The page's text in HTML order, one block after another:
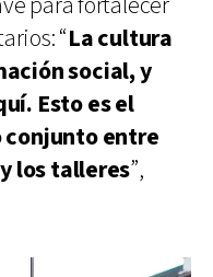
“La cultura
social, y
Esto es el
conjunto entre
los talleres”,